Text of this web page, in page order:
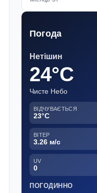
Погода
Нетішин
24°C
Чисте Небо
ВІДЧУВАЄТЬСЯ
23°C
ВІТЕР
3.26 м/с
UV
0
ПОГОДИННО